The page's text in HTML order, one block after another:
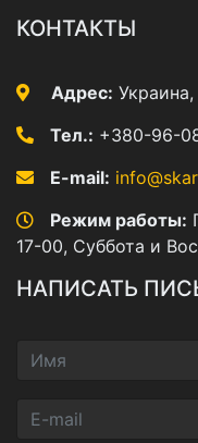
КОНТАКТЫ
Адрес:
Тел.: +380-96-
E-mail:
Режим работы:
17-00, Суббота и
НАПИСАТЬ